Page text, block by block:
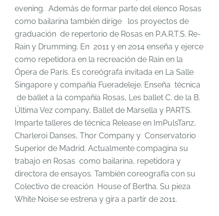
evening. Además de formar parte del elenco Rosas
como bailarina también dirige los proyectos de
graduación de repertorio de Rosas en P.A.R.T.S. Re-
Rain y Drumming. En 2011 y en 2014 enseña y ejerce
como repetidora en la recreación de Rain en la
Ópera de París. Es coreógrafa invitada en La Salle
Singapore y compañía Fueradeleje. Enseña técnica
de ballet a la compañía Rosas, Les ballet C. de la B.
Última Vez company, Ballet de Marsella y PARTS.
Imparte talleres de técnica Release en ImPulsTanz,
Charleroi Danses, Thor Company y Conservatorio
Superior de Madrid. Actualmente compagina su
trabajo en Rosas como bailarina, repetidora y
directora de ensayos. También coreografía con su
Colectivo de creación House of Bertha. Su pieza
White Noise se estrena y gira a partir de 2011.